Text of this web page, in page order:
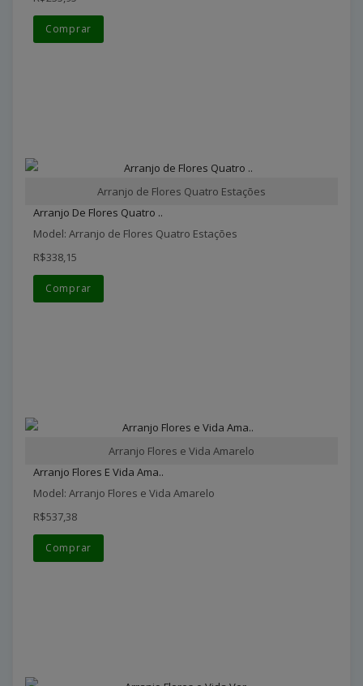
Comprar
Arranjo de Flores Quatro Estações
Arranjo De Flores Quatro ..
Model: Arranjo de Flores Quatro Estações
R$338,15
Comprar
Arranjo Flores e Vida Amarelo
Arranjo Flores E Vida Ama..
Model: Arranjo Flores e Vida Amarelo
R$537,38
Comprar